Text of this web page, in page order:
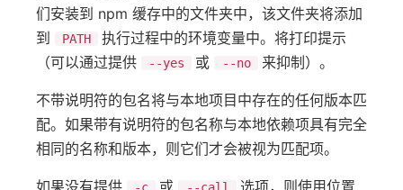
们安装到 npm 缓存中的文件夹中，该文件夹将添加
到
PATH
执行过程中的环境变量中。将打印提示
（可以通过提供
--yes 或 --no 来抑制）。
不带说明符的包名将与本地项目中存在的任何版本匹
配。如果带有说明符的包名称与本地依赖项具有完全
相同的名称和版本，则它们才会被视为匹配项。
如果没有提供 或
选项，则使用位置